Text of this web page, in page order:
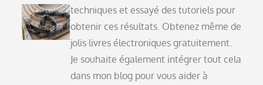
techniques et essayé des tutoriels pour
obtenir ces résultats. Obtenez même de
jolis livres électroniques gratuitement.
Je souhaite également intégrer tout cela
dans mon blog pour vous aider à